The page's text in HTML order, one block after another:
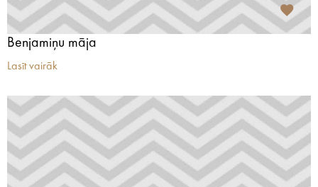
Benjamiņu māja
Lasīt vairāk